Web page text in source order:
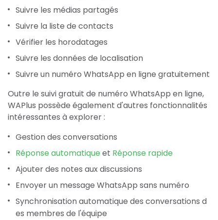
Suivre les médias partagés
Suivre la liste de contacts
Vérifier les horodatages
Suivre les données de localisation
Suivre un numéro WhatsApp en ligne gratuitement
Outre le suivi gratuit de numéro WhatsApp en ligne,
WAPlus possède également d'autres fonctionnalités
intéressantes à explorer :
Gestion des conversations
Réponse automatique et Réponse rapide
Ajouter des notes aux discussions
Envoyer un message WhatsApp sans numéro
Synchronisation automatique des conversations d
es membres de l'équipe